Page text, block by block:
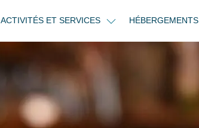
ACTIVITÉS ET SERVICES HÉBERGEMENTS